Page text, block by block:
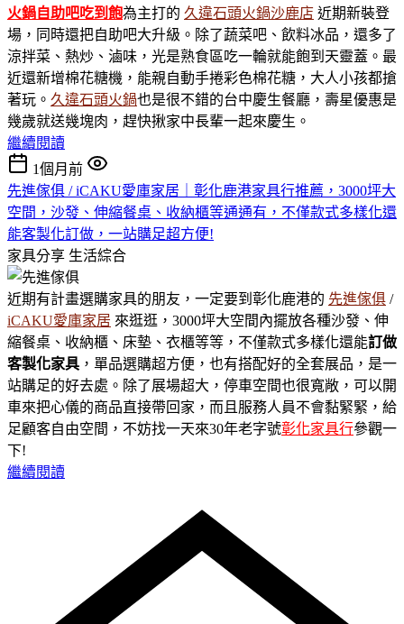
火鍋自助吧吃到飽為主打的 久違石頭火鍋沙鹿店 近期新裝登
場，同時還把自助吧大升級。除了蔬菜吧、飲料冰品，還多了
涼拌菜、熱炒、滷味，光是熟食區吃一輪就能飽到天靈蓋。最
近還新增棉花糖機，能親自動手捲彩色棉花糖，大人小孩都搶
著玩。 久違石頭火鍋也是很不錯的台中慶生餐廳，壽星優惠是
幾歲就送幾塊肉，趕快揪家中長輩一起來慶生。
繼續閱讀
1個月前
先進傢俱 / iCAKU愛庫家居｜彰化鹿港家具行推薦，3000坪大
空間，沙發、伸縮餐桌、收納櫃等通通有，不僅款式多樣化還
能客製化訂做，一站購足超方便!
家具分享 生活綜合
近期有計畫選購家具的朋友，一定要到彰化鹿港的 先進傢俱 /
iCAKU愛庫家居 來逛逛，3000坪大空間內擺放各種沙發、伸
縮餐桌、收納櫃、床墊、衣櫃等等，不僅款式多樣化還能訂做
客製化家具 ，單品選購超方便，也有搭配好的全套展品，是一
站購足的好去處。除了展場超大，停車空間也很寬敞，可以開
車來把心儀的商品直接帶回家，而且服務人員不會黏緊緊，給
足顧客自由空間，不妨找一天來30年老字號彰化家具行參觀一
下!
繼續閱讀